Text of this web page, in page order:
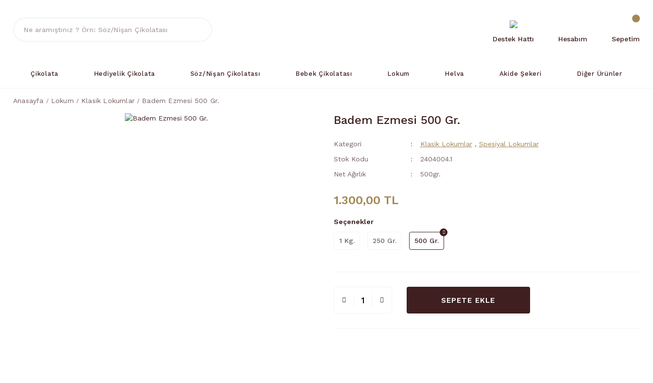
Destek Hattı Hesabım Sepetim
Çikolata Hediyelik Çikolata Söz/Nişan Çikolatası Bebek Çikolatası Lokum Helva Akide Şekeri Diğer Ürünler
Anasayfa Lokum Klasik Lokumlar Badem Ezmesi 500 Gr.
Badem Ezmesi 500 Gr.
Kategori Klasik Lokumlar , Spesiyal Lokumlar
Stok Kodu
2404004.1
Net Ağırlık
500gr.
1.300,00 TL
Seçenekler
1 Kg. 250 Gr. 500 Gr.
SEPETE EKLE